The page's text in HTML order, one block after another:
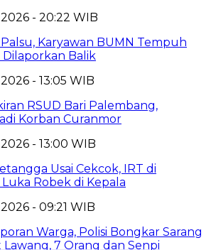
- 20:22 WIB
Karyawan BUMN Tempuh
Balik
- 13:05 WIB
RSUD Bari Palembang,
Korban Curanmor
- 13:00 WIB
Usai Cekcok, IRT di
Robek di Kepala
- 09:21 WIB
Warga, Polisi Bongkar Sarang
7 Orang dan Senpi